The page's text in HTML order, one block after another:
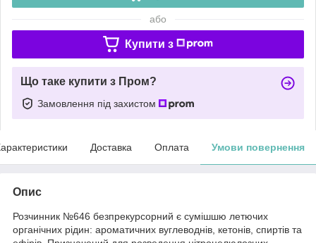
або
Купити з
Що таке купити з Пром?
Замовлення під захистом
Доставка Оплата Умови повернення
Опис
Розчинник №646 безпрекурсорний є сумішшю летючих
органічних рідин: ароматичних вуглеводнів, кетонів, спиртів та